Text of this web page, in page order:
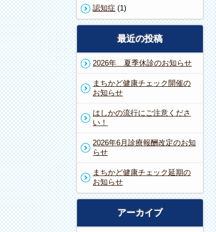
認知症 (1)
最近の投稿
2026年 夏季休診のお知らせ
まちかど健康チェック開催の
お知らせ
はしかの流行にご注意くださ
い！
2026年6月診療報酬改定のお知
らせ
まちかど健康チェック延期の
お知らせ
アーカイブ